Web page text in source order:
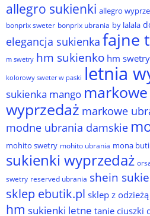
allegro sukienki allegro
bonprix sweter bonprix ubrania by lalala
elegancja sukienka fajne
m swetry hm sukienko hm
kolorowy sweter w paski letnia
sukienka mango
wyprzedaż markowe
modne ubrania damskie
mohito swetry mohito ubrania mona
sukienki wyprzedaż
swetry reserved ubrania shein
sklep ebutik.pl sklep z odzieżą
hm sukienki letne tanie ciuszki